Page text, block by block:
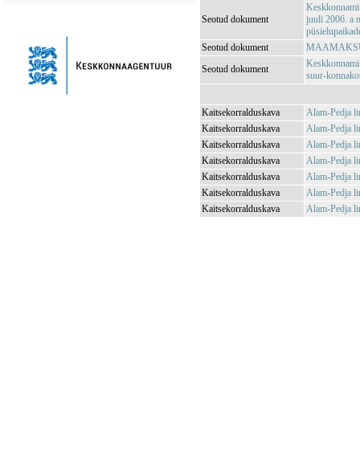
Seotud dokument
juuli 2006. a
Seotud dokument
Seotud dokument
suur-
Kaitsekorralduskava
Alam-Pedja
Kaitsekorralduskava
Alam-Pedja
Kaitsekorralduskava
Alam-Pedja
Kaitsekorralduskava
Alam-Pedja
Kaitsekorralduskava
Alam-Pedja
Kaitsekorralduskava
Alam-Pedja
Kaitsekorralduskava
Alam-Pedja